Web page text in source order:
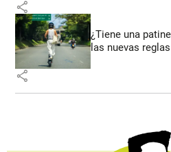
share
¿Tiene una
las nuevas
share